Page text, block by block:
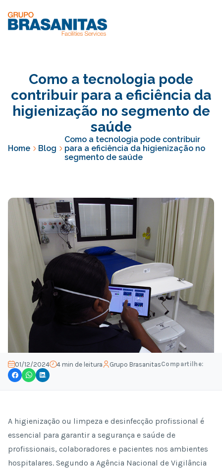
Como a tecnologia pode
contribuir para a eficiência da
higienização no segmento de
saúde
Home Blog
Como a tecnologia pode contribuir
para a eficiência da higienização no
segmento de saúde
01/12/2024 4 min de leitura Grupo BrasanitasCompartilhe:
A higienização ou limpeza e desinfecção profissional é
essencial para garantir a segurança e saúde de
profissionais, colaboradores e pacientes nos ambientes
hospitalares. Segundo a Agência Nacional de Vigilância